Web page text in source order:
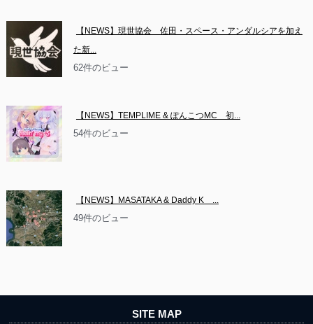
【NEWS】現世協会　佐田・スペース・アンダルシアを加え
た新...
62件のビュー
【NEWS】TEMPLIME & ぽんこつMC　初...
54件のビュー
【NEWS】MASATAKA & Daddy K　...
49件のビュー
SITE MAP